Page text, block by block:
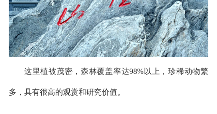
这里植被茂密，森林覆盖率达98%以上，珍稀动物繁
多，具有很高的观赏和研究价值。